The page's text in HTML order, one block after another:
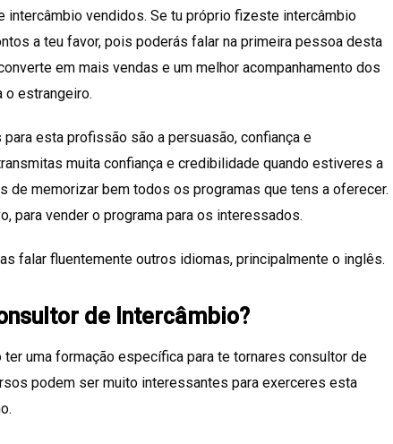
intercâmbio vendidos. Se tu próprio fizeste intercâmbio
a teu favor, pois poderás falar na primeira pessoa desta
em mais vendas e um melhor acompanhamento dos
o estrangeiro.
esta profissão são a persuasão, confiança e
muita confiança e credibilidade quando estiveres a
de memorizar bem todos os programas que tens a oferecer.
para vender o programa para os interessados.
falar fluentemente outros idiomas, principalmente o inglês.
de Intercâmbio?
uma formação específica para te tornares consultor de
podem ser muito interessantes para exerceres esta